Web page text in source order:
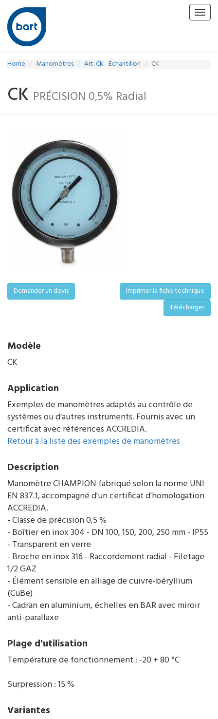
Home Manomètres Art. Ck - Échantillon CK
CK PRÉCISION 0,5% Radial
Demander un devis
Imprimer la fiche technique
Télécharger
Modèle
CK
Application
Exemples de manomètres adaptés au contrôle de
systèmes ou d'autres instruments. Fournis avec un
certificat avec références ACCREDIA.
Retour à la liste des exemples de manomètres
Description
Manomètre CHAMPION fabriqué selon la norme UNI
EN 837.1, accompagné d'un certificat d'homologation
ACCREDIA.
- Classe de précision 0,5 %
- Boîtier en inox 304 - DN 100, 150, 200, 250 mm - IP55
- Transparent en verre
- Broche en inox 316 - Raccordement radial - Filetage
1/2 GAZ
- Élément sensible en alliage de cuivre-béryllium
(CuBe)
- Cadran en aluminium, échelles en BAR avec miroir
anti-parallaxe
Plage d'utilisation
Température de fonctionnement : -20 + 80 °C
Surpression : 15 %
Variantes